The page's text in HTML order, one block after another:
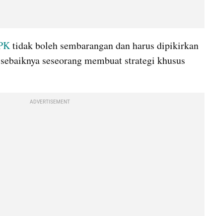
tidak boleh sembarangan dan harus dipikirkan
seseorang membuat strategi khusus
ADVERTISEMENT